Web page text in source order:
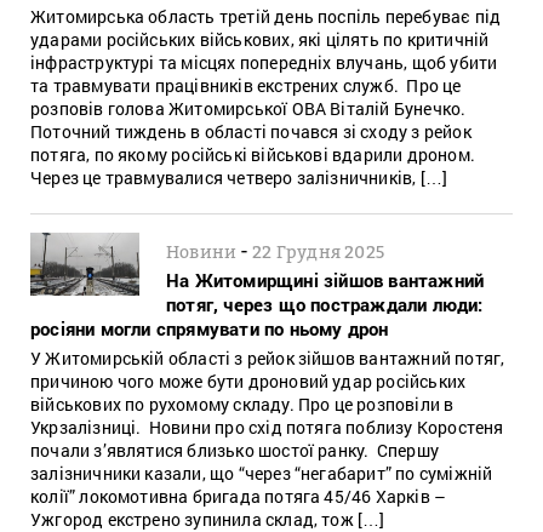
Житомирська область третій день поспіль перебуває під
ударами російських військових, які цілять по критичній
інфраструктурі та місцях попередніх влучань, щоб убити
та травмувати працівників екстрених служб. Про це
розповів голова Житомирської ОВА Віталій Бунечко.
Поточний тиждень в області почався зі сходу з рейок
потяга, по якому російські військові вдарили дроном.
Через це травмувалися четверо залізничників, […]
Новини -22 Грудня 2025
На Житомирщині зійшов вантажний
потяг, через що постраждали люди:
росіяни могли спрямувати по ньому дрон
У Житомирській області з рейок зійшов вантажний потяг,
причиною чого може бути дроновий удар російських
військових по рухомому складу. Про це розповіли в
Укрзалізниці. Новини про схід потяга поблизу Коростеня
почали з’являтися близько шостої ранку. Спершу
залізничники казали, що “через “негабарит” по суміжній
колії” локомотивна бригада потяга 45/46 Харків –
Ужгород екстрено зупинила склад, тож […]